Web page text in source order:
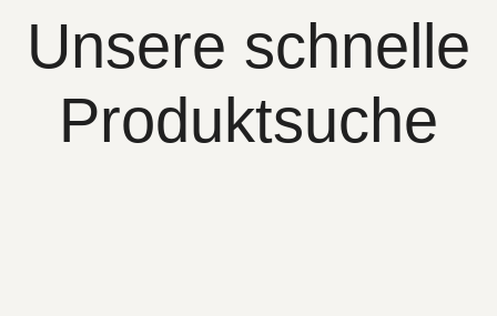
Unsere schnelle
Produktsuche